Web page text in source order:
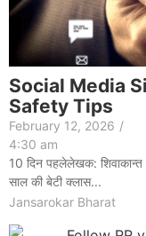
Social Media
Safety Tips
February 12, 2026 /
4:30 am
10 दिन पहलेलेखक: शिवाकान्त
साल की बेटी क्लास...
Jansarokar Bharat